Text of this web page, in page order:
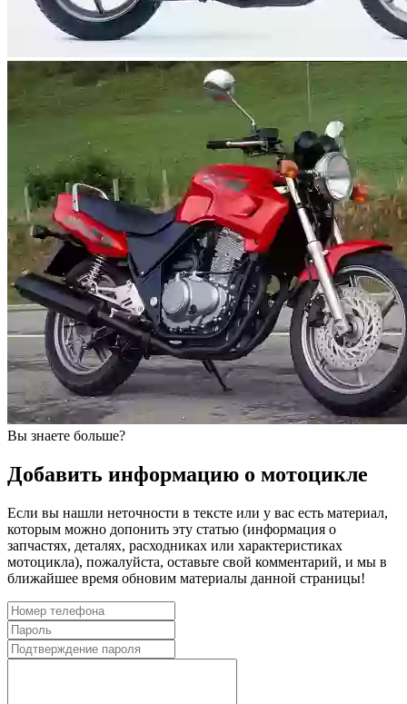
Вы знаете больше?
Добавить информацию о мотоцикле
Если вы нашли неточности в тексте или у вас есть материал,
которым можно допонить эту статью (информация о
запчастях, деталях, расходниках или характеристиках
мотоцикла), пожалуйста, оставьте свой комментарий, и мы в
ближайшее время обновим материалы данной страницы!